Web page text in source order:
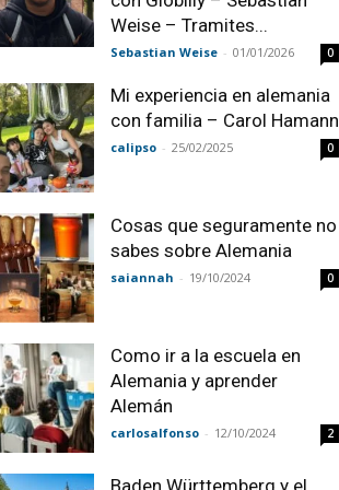
Weise – Tramites...
Sebastian Weise - 01/01/2026 0
Mi experiencia en alemania
con familia – Carol Hamann
calipso - 25/02/2025 0
Cosas que seguramente no
sabes sobre Alemania
saiannah - 19/10/2024 0
Como ir a la escuela en
Alemania y aprender
Alemán
carlosalfonso - 12/10/2024 2
Baden Württemberg y el